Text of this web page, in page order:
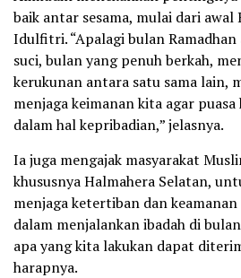
baik antar sesama, mulai dari awal
Idulfitri. “Apalagi bulan
suci, bulan yang penuh berkah,
kerukunan antara satu sama lain,
menjaga keimanan kita agar
dalam hal kepribadian,” jelasnya.
Ia juga mengajak masyarakat
khususnya Halmahera Selatan,
menjaga ketertiban dan
dalam menjalankan ibadah di
apa yang kita lakukan dapat
harapnya.